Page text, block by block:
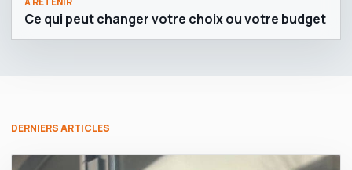
Ce qui peut changer votre choix ou votre budget
DERNIERS ARTICLES